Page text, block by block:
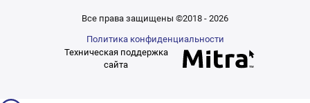
Все права защищены ©2018 - 2026
Политика конфиденциальности
Техническая поддержка
сайта